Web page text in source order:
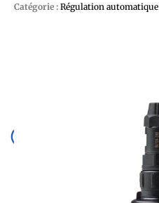
Catégorie : Régulation automatique